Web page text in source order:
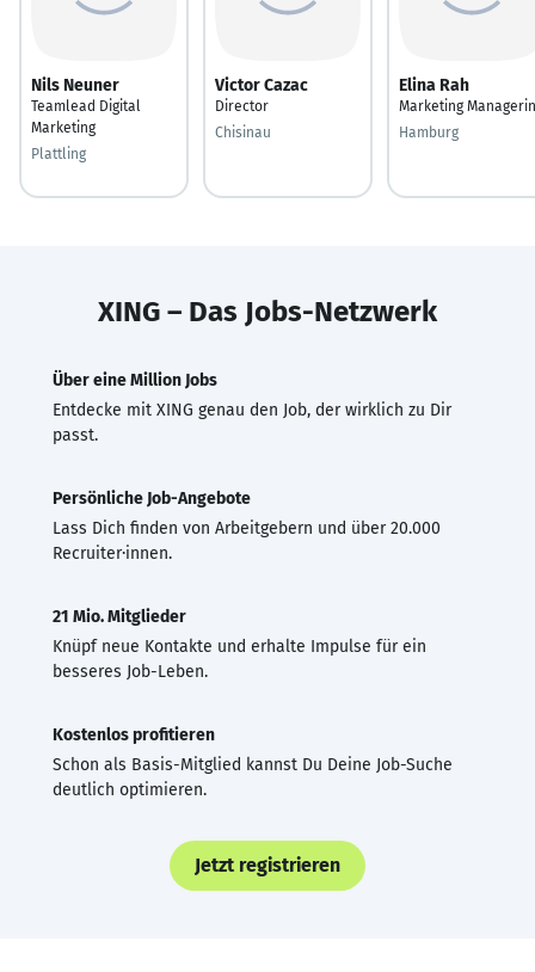
Nils Neuner
Teamlead Digital
Marketing
Plattling
Victor Cazac
Director
Chisinau
Elina Rah
Marketing Managerin
Hamburg
XING – Das Jobs-Netzwerk
Über eine Million Jobs
Entdecke mit XING genau den Job, der wirklich zu Dir
passt.
Persönliche Job-Angebote
Lass Dich finden von Arbeitgebern und über 20.000
Recruiter·innen.
21 Mio. Mitglieder
Knüpf neue Kontakte und erhalte Impulse für ein
besseres Job-Leben.
Kostenlos profitieren
Schon als Basis-Mitglied kannst Du Deine Job-Suche
deutlich optimieren.
Jetzt registrieren